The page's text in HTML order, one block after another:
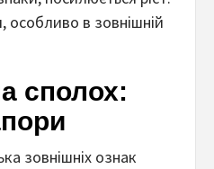
особливо в зовнішній
сполох:
зовнішніх ознак